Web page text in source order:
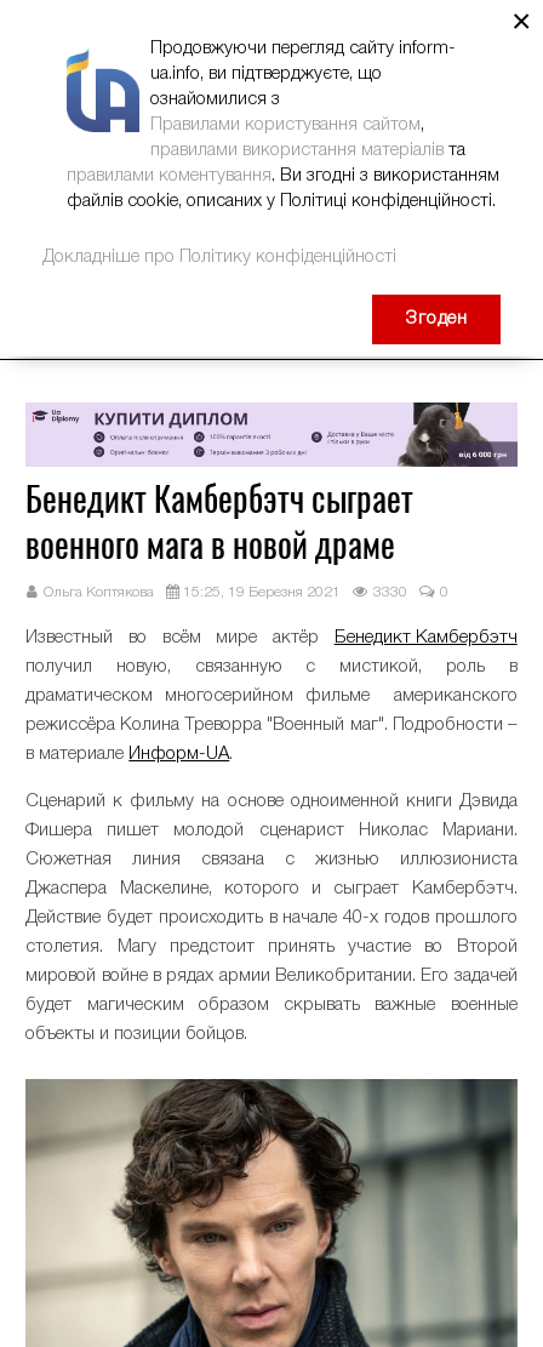
Бенедикт Камбербэтч сыграет
военного мага в новой драме
Ольга Коптякова 15:25, 19 Березня 2021 3330 0
Известный во всём мире актёр
Бенедикт Камбербэтч
получил новую, связанную с мистикой, роль в
драматическом многосерийном фильме американского
режиссёра Колина Треворра "Военный маг". Подробности –
в материале Информ-UA.
Сценарий к фильму на основе одноименной книги Дэвида
Фишера пишет молодой сценарист Николас Мариани.
Сюжетная линия связана с жизнью иллюзиониста
Джаспера Маскелине, которого и сыграет Камбербэтч.
Действие будет происходить в начале 40-х годов прошлого
столетия. Магу предстоит принять участие во Второй
мировой войне в рядах армии Великобритании. Его задачей
будет магическим образом скрывать важные военные
объекты и позиции бойцов.
×
Продовжуючи перегляд сайту inform-
ua.info, ви підтверджуєте, що
ознайомилися з
Правилами користування сайтом,
правилами використання матеріалів та
правилами коментування. Ви згодні з використанням
файлів cookie, описаних у Політиці конфіденційності.
Докладніше про Політику конфіденційності
Згоден